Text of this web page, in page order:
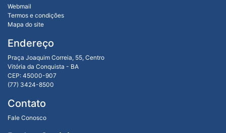
Webmail
Termos e condições
Mapa do site
Endereço
Praça Joaquim Correia, 55, Centro
Vitória da Conquista - BA
CEP: 45000-907
(77) 3424-8500
Contato
Fale Conosco